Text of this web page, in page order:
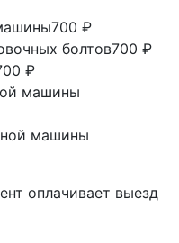
700 ₽
болтов700 ₽
₽
машины
машины
оплачивает выезд